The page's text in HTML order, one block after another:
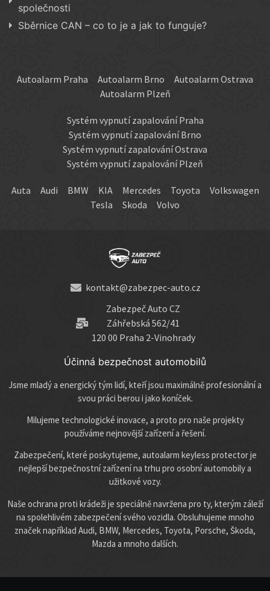
společnosti
Sběrnice CAN – co to je a jak to funguje?
Autoalarm Praha Autoalarm Brno
Autoalarm Ostrava
Autoalarm Plzeň
Systém vypnutí zapalování Praha
Systém vypnutí zapalování Brno
Systém vypnutí zapalování Ostrava
Systém vypnutí zapalování Plzeň
Auta Audi BMW KIA Mercedes Toyota
Volkswagen
Tesla
Skoda Volvo
kontakt@zabezpec-auto.cz
Zabezpeč Auto CZ
Záhřebská 562/41
120 00 Praha 2-Vinohrady
Účinná bezpečnost automobilů
Jsme mladý a energický tým lidí, kteří jsou maximálně profesionální a
svou práci berou i jako koníček.
Milujeme technologické inovace, a proto pro naše projekty
používáme nejnovější zařízení a řešení.
Zabezpečení, které poskytujeme, autoalarm keyless protector je
nejlepší bezpečnostní zařízení na trhu pro osobní automobily a
užitkové vozy.
Naše ochrana proti krádeži je speciálně navržena pro ty, kterým záleží
na spolehlivém zabezpečení svého vozidla. Obsluhujeme mnoho
značek například Audi, BMW, Mercedes, Toyota, Porsche, Škoda,
Mazda a mnoho dalších.